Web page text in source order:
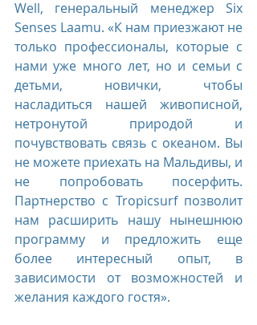
Well, генеральный менеджер Six
Senses Laamu. «К нам приезжают не
только профессионалы, которые с
нами уже много лет, но и семьи с
детьми, новички, чтобы
насладиться нашей живописной,
нетронутой природой и
почувствовать связь с океаном. Вы
не можете приехать на Мальдивы, и
не попробовать посерфить.
Партнерство с Tropicsurf позволит
нам расширить нашу нынешнюю
программу и предложить еще
более интересный опыт, в
зависимости от возможностей и
желания каждого гостя».​